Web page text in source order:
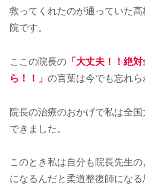
救ってくれたのが通っていた
院です。
ここの院長の 「大丈夫！！絶
ら！！」 の言葉は今でも忘れら
院長の治療のおかげで私は全
できました。
このとき私は自分も院長先生
になるんだと柔道整復師にな